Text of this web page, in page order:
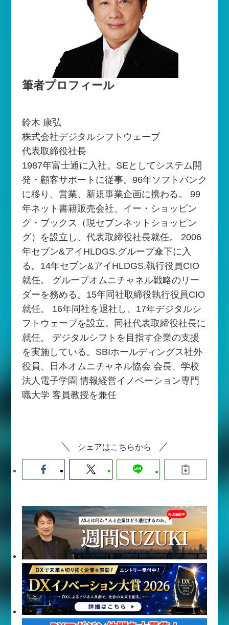
筆者プロフィール
鈴木 康弘
株式会社デジタルシフトウェーブ
代表取締役社長
1987年富士通に入社。SEとしてシステム開
発・顧客サポートに従事。96年ソフトバンク
に移り、営業、新規事業企画に携わる。 99
年ネット書籍販売会社、イー・ショッピン
グ・ブックス（現セブンネットショッピン
グ）を設立し、代表取締役社長就任。 2006
年セブン&アイHLDGS.グループ傘下に入
る。14年セブン&アイHLDGS.執行役員CIO
就任。 グループオムニチャネル戦略のリー
ダーを務める。15年同社取締役執行役員CIO
就任。 16年同社を退社し、17年デジタルシ
フトウェーブを設立。同社代表取締役社長に
就任。 デジタルシフトを目指す企業の支援
を実施している。SBIホールディングス社外
役員、日本オムニチャネル協会 会長、学校
法人電子学園 情報経営イノベーション専門
職大学 客員教授を兼任
シェアはこちらから